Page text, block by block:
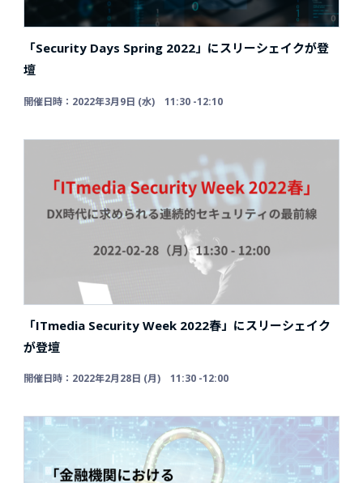
「Security Days Spring 2022」にスリーシェイクが登
壇
開催日時：2022年3月9日 (水) 11:30 -12:10
「ITmedia Security Week 2022春」にスリーシェイク
が登壇
開催日時：2022年2月28日 (月) 11:30 -12:00